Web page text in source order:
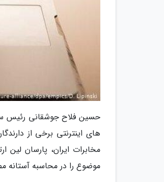
حسین فلاح جوشقانی رئیس
های اینترنتی برخی از
مخابرات ایران، پارسان لین
موضوع را در محاسبه آستانه